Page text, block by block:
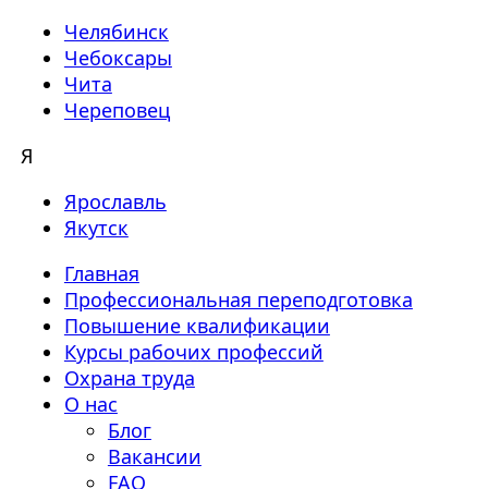
Челябинск
Чебоксары
Чита
Череповец
Я
Ярославль
Якутск
Главная
Профессиональная переподготовка
Повышение квалификации
Курсы рабочих профессий
Охрана труда
О нас
Блог
Вакансии
FAQ